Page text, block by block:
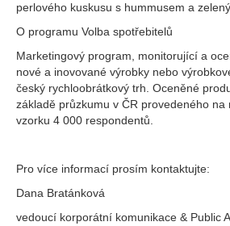
perlového kuskusu s hummusem a
O programu Volba spotřebitelů
Marketingový program, monitorující a
nové a inovované výrobky nebo
český rychloobrátkový trh. Oceněné
základě průzkumu v ČR provedeného na
vzorku 4 000 respondentů.
Pro více informací prosím kontaktujte:
Dana Bratánková
vedoucí korporátní komunikace & Public